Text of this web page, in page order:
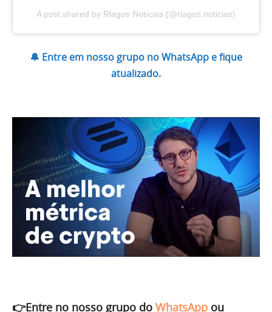
A post shared by Rlagos Notícias (@rlagos.noticias)
🔔 Entre em nosso grupo no WhatsApp e fique
atualizado.
👉Entre no nosso grupo do WhatsApp ou